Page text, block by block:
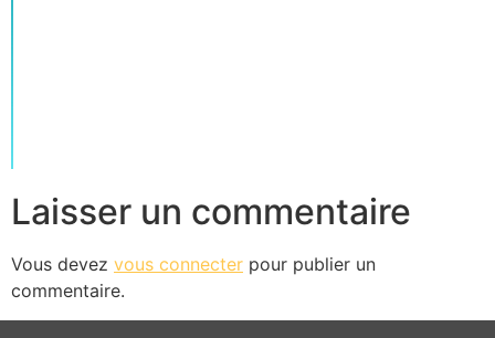
Laisser un commentaire
Vous devez vous connecter pour publier un
commentaire.